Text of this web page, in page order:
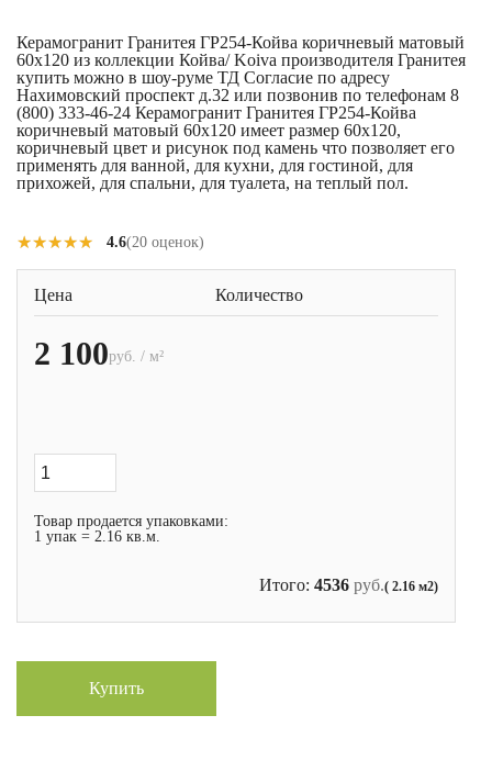
Керамогранит Гранитея ГР254-Койва коричневый матовый
60x120 из коллекции Койва/ Koiva производителя Гранитея
купить можно в шоу-руме ТД Согласие по адресу
Нахимовский проспект д.32 или позвонив по телефонам 8
(800) 333-46-24 Керамогранит Гранитея ГР254-Койва
коричневый матовый 60x120 имеет размер 60x120,
коричневый цвет и рисунок под камень что позволяет его
применять для ванной, для кухни, для гостиной, для
прихожей, для спальни, для туалета, на теплый пол.
★★★★★
★★★★★ 4.6(20 оценок)
Цена Количество
2 100руб. / м²
Товар продается упаковками:
1 упак = 2.16 кв.м.
Итого: 4536 руб.( 2.16 м2)
Купить